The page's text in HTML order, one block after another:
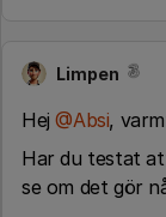
Limpen
Hej ​@Absi,
Har du testat
se om det gör